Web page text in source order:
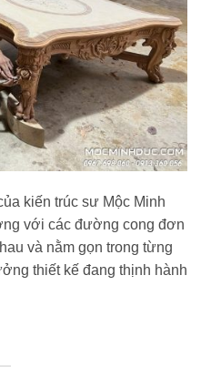
kiến trúc sư Mộc Minh
với các đường cong đơn
và nằm gọn trong từng
thiết kế đang thịnh hành